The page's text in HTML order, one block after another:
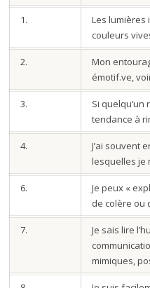
1.
Les lumières
couleurs
2.
Mon
émotif.ve,
3.
Si quelqu’un
tendance à
4.
J’ai souvent
lesquelles je
6.
Je peux «
de colère ou
7.
Je sais lire
mimiques,